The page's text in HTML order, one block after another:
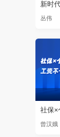
丛伟
曾汉娥